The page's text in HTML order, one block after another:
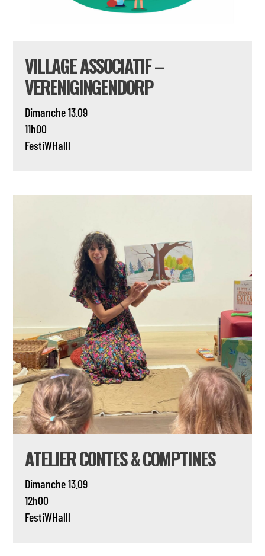
VILLAGE ASSOCIATIF –
VERENIGINGENDORP
Dimanche 13.09
11h00
FestiWHalll
ATELIER CONTES & COMPTINES
Dimanche 13.09
12h00
FestiWHalll